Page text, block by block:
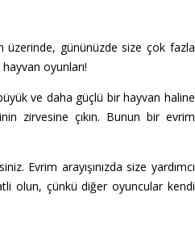
üzerinde, gününüzde size çok fazla
oyunları!
ve daha güçlü bir hayvan haline
zirvesine çıkın. Bunun bir evrim
Evrim arayışınızda size yardımcı
olun, çünkü diğer oyuncular kendi